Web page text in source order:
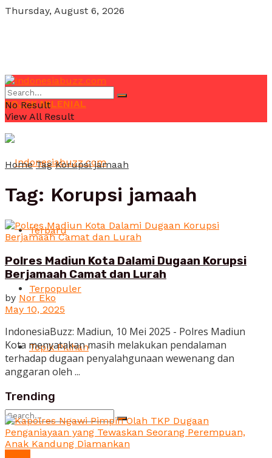
Thursday, August 6, 2026
POJOK MILENIAL
Terbaru
Terpopuler
Topik Pilihan
No Result
View All Result
Home Tag Korupsi jamaah
Tag: Korupsi jamaah
Polres Madiun Kota Dalami Dugaan Korupsi
Berjamaah Camat dan Lurah
by Nor Eko
May 10, 2025
IndonesiaBuzz: Madiun, 10 Mei 2025 - Polres Madiun
Kota menyatakan masih melakukan pendalaman
terhadap dugaan penyalahgunaan wewenang dan
anggaran oleh ...
Trending